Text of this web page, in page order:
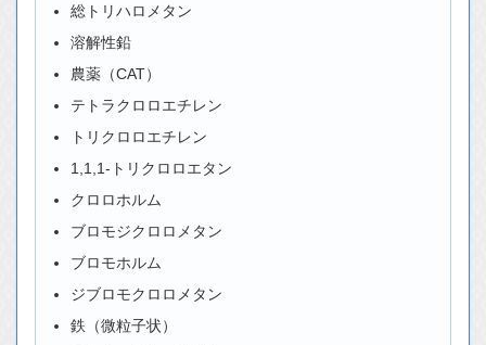
総トリハロメタン
溶解性鉛
農薬（CAT）
テトラクロロエチレン
トリクロロエチレン
1,1,1-トリクロロエタン
クロロホルム
ブロモジクロロメタン
ブロモホルム
ジブロモクロロメタン
鉄（微粒子状）